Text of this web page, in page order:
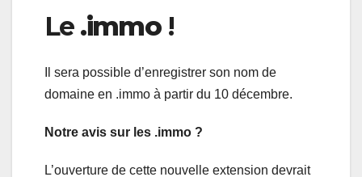
Le .immo!
Il sera possible d’enregistrer son nom de
domaine en .immo à partir du 10 décembre.
Notre avis sur les .immo ?
L’ouverture de cette nouvelle extension devrait